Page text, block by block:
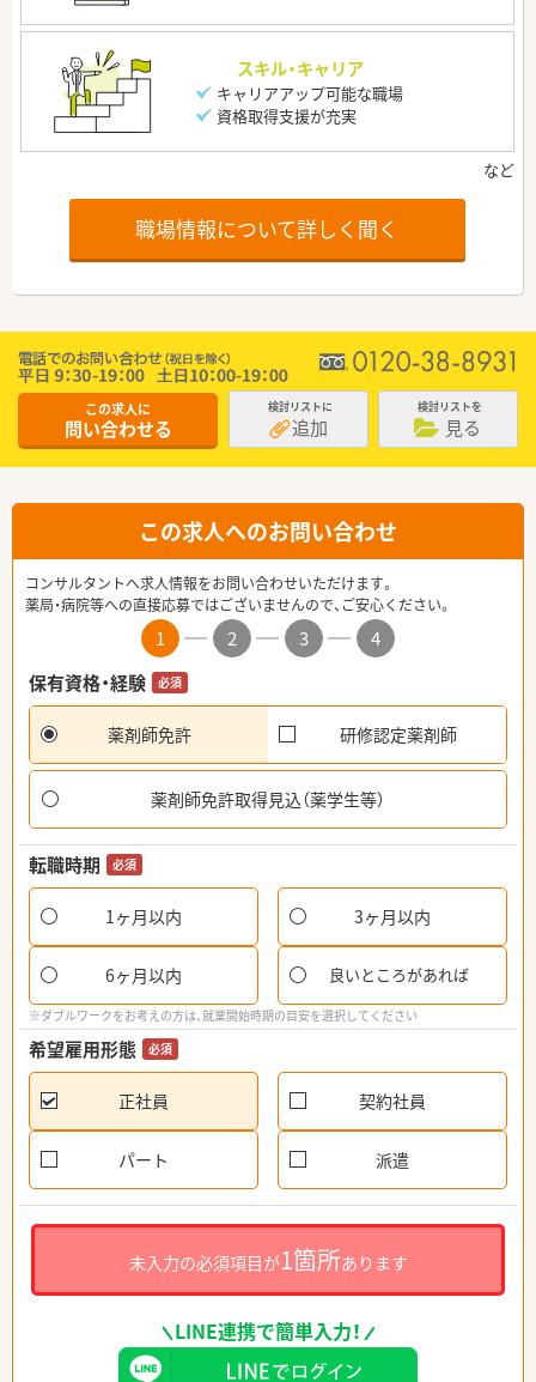
スキル・キャリア
キャリアアップ可能な職場
資格取得支援が充実
職場情報について詳しく聞く
この求人に
問い合わせる
検討リストに
追加
検討リストを
見る
この求人へのお問い合わせ
コンサルタントへ求人情報をお問い合わせいただけます。
薬局・病院等への直接応募ではございませんので、ご安心ください。
1 2 3
4
保有資格・経験
必須
薬剤師免許 研修認定薬剤師
薬剤師免許取得見込（薬学生等）
転職時期 必須
1ヶ月以内 3ヶ月以内
6ヶ月以内 良いところがあれば
※ダブルワークをお考えの方は、就業開始時期の目安を選択してください
希望雇用形態 必須
正社員 契約社員
パート 派遣
未入力の必須項目が1箇所あります
LINE連携で簡単入力！